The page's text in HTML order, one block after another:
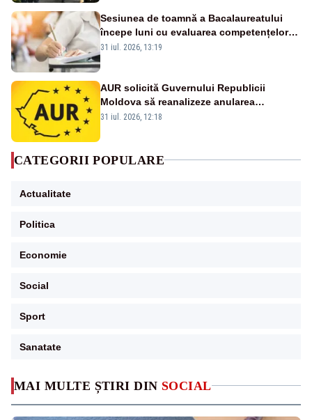
MAI MULTE ȘTIRI DIN SOCIAL
Sesiunea de toamnă a Bacalaureatului
începe luni cu evaluarea competențelor
orale la Limba română
31 iul. 2026, 13:19
AUR solicită Guvernului Republicii
Moldova să reanalizeze anularea
concertului de Ziua Limbii Române
31 iul. 2026, 12:18
CATEGORII POPULARE
Actualitate
Politica
Economie
Social
Sport
Sanatate